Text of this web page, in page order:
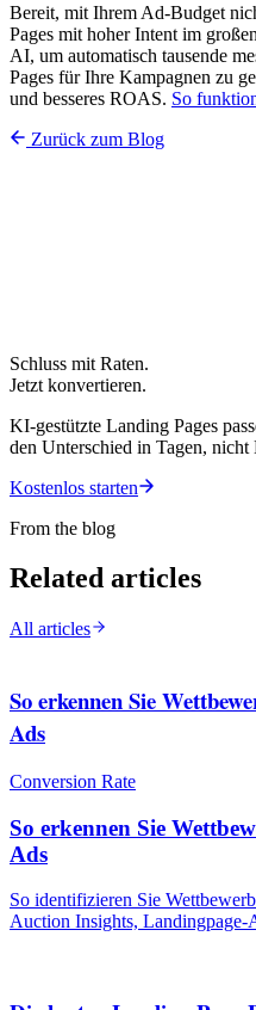
Bereit, mit Ihrem Ad-Budget
Pages mit hoher Intent im
AI, um automatisch tausende
Pages für Ihre Kampagnen zu
und besseres ROAS. So
Zurück zum Blog
Schluss mit Raten.
Jetzt konvertieren.
KI-gestützte Landing Pages
den Unterschied in Tagen, nicht
Kostenlos starten
From the blog
Related articles
All articles
So erkennen Sie
Ads
Conversion Rate
So erkennen Sie
Ads
So identifizieren Sie
Auction Insights, Landingpage-